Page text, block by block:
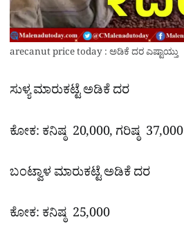
arecanut price today : ಅಡಿಕೆ ದರ ಎಷ್ಟಾಯ್ತು
ಸುಳ್ಯ ಮಾರುಕಟ್ಟೆ ಅಡಿಕೆ ದರ
ಕೋಕ: ಕನಿಷ್ಠ 20,000, ಗರಿಷ್ಠ 37,000
ಬಂಟ್ವಾಳ ಮಾರುಕಟ್ಟೆ ಅಡಿಕೆ ದರ
ಕೋಕ: ಕನಿಷ್ಠ 25,000